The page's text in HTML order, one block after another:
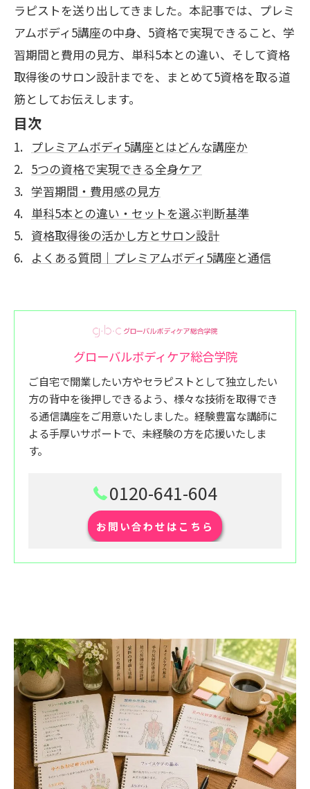
ラピストを送り出してきました。本記事では、プレミ
アムボディ5講座の中身、5資格で実現できること、学
習期間と費用の見方、単科5本との違い、そして資格
取得後のサロン設計までを、まとめて5資格を取る道
筋としてお伝えします。
目次
プレミアムボディ5講座とはどんな講座か
5つの資格で実現できる全身ケア
学習期間・費用感の見方
単科5本との違い・セットを選ぶ判断基準
資格取得後の活かし方とサロン設計
よくある質問｜プレミアムボディ5講座と通信
グローバルボディケア総合学院
ご自宅で開業したい方やセラピストとして独立したい
方の背中を後押しできるよう、様々な技術を取得でき
る通信講座をご用意いたしました。経験豊富な講師に
よる手厚いサポートで、未経験の方を応援いたしま
す。
0120-641-604
お問い合わせはこちら